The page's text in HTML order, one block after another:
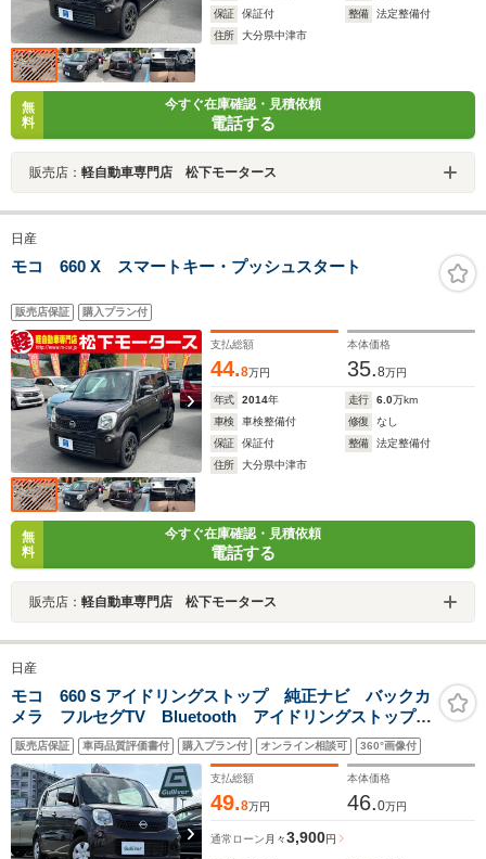
保証
保証付 整備
法定整備付
住所
大分県中津市
無
料
今すぐ在庫確認・見積依頼
電話する
販売店： 軽自動車専門店 松下モータース
日産
モコ 660 X スマートキー・プッシュスタート
販売店保証 購入プラン付
支払総額
44.8万円
本体価格
35.8万円
年式 2014年 走行 6.0万km
車検
車検整備付 修復
なし
保証
保証付 整備
法定整備付
住所
大分県中津市
無
料
今すぐ在庫確認・見積依頼
電話する
販売店： 軽自動車専門店 松下モータース
日産
モコ 660 S アイドリングストップ 純正ナビ バックカ
メラ フルセグTV Bluetooth アイドリングストップ
スマートキー プッシュスタート ドアバイザー 純正
フロアマット ベンチシート パワーステアリング ダ
ブルエアバック スマートキー
販売店保証 車両品質評価書付 購入プラン付 オンライン相談可 360°画像付
支払総額
49.8万円
本体価格
46.0万円
通常ローン 月々3,900円